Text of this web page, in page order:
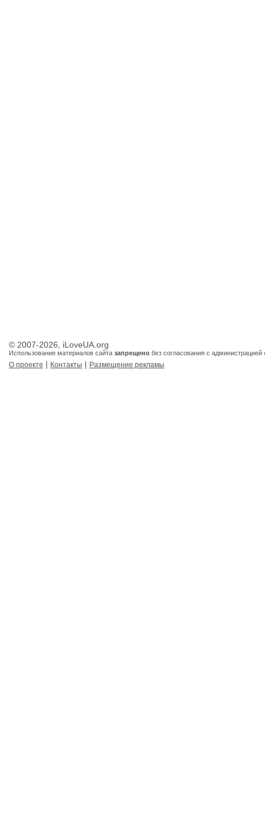
© 2007-2026, iLoveUA.org
Использование материалов сайта запрещено без согласования с администрацией
О проекте | Контакты | Размещение рекламы